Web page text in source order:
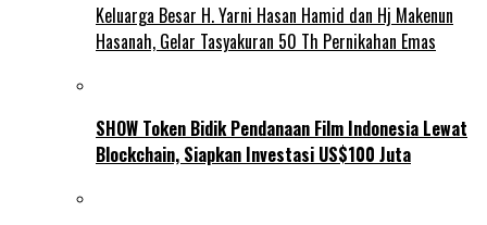
Keluarga Besar H. Yarni Hasan Hamid dan Hj Makenun
Hasanah, Gelar Tasyakuran 50 Th Pernikahan Emas
SHOW Token Bidik Pendanaan Film Indonesia Lewat
Blockchain, Siapkan Investasi US$100 Juta